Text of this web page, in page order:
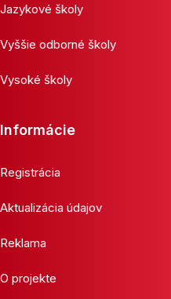
Jazykové školy
Vyššie odborné školy
Vysoké školy
Informácie
Registrácia
Aktualizácia údajov
Reklama
O projekte